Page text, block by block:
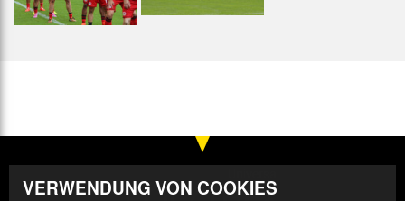
VERWENDUNG VON COOKIES